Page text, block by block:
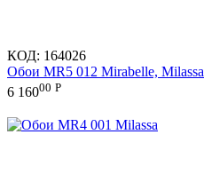
КОД: 164026
Обои MR5 012 Mirabelle, Milassa
6 16000 Р